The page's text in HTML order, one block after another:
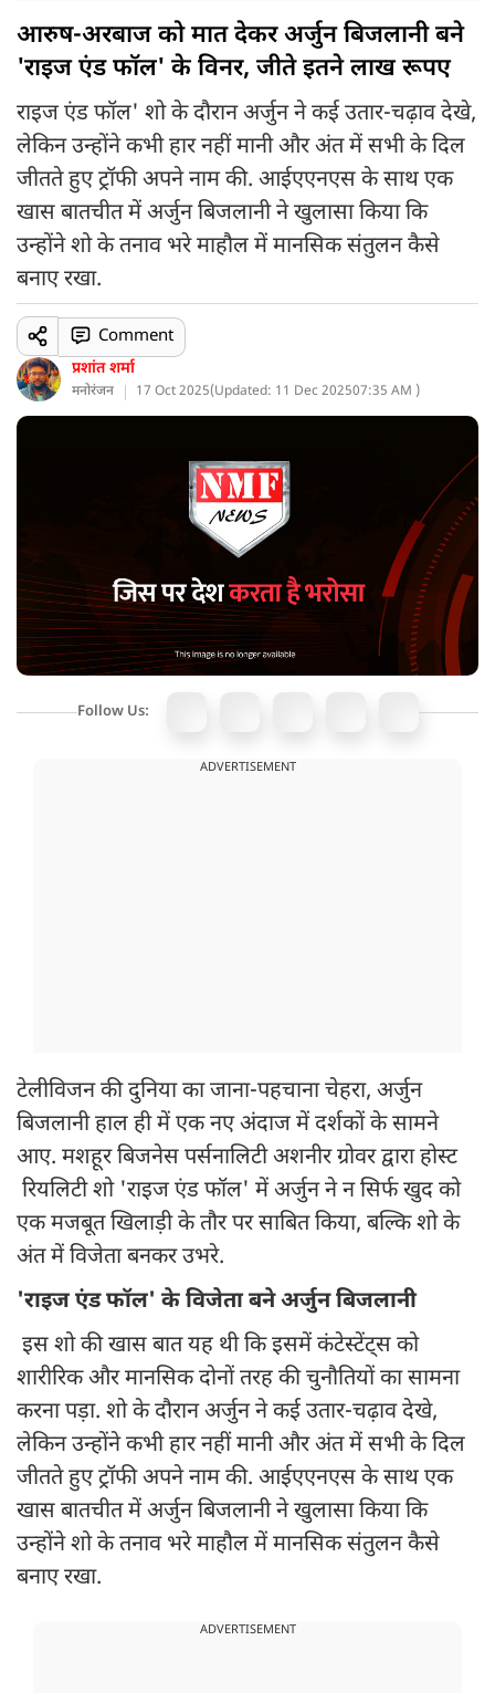
आरुष-अरबाज को मात देकर अर्जुन बिजलानी बने
'राइज एंड फॉल' के विनर, जीते इतने लाख रूपए
राइज एंड फॉल' शो के दौरान अर्जुन ने कई उतार-चढ़ाव देखे,
लेकिन उन्होंने कभी हार नहीं मानी और अंत में सभी के दिल
जीतते हुए ट्रॉफी अपने नाम की. आईएएनएस के साथ एक
खास बातचीत में अर्जुन बिजलानी ने खुलासा किया कि
उन्होंने शो के तनाव भरे माहौल में मानसिक संतुलन कैसे
बनाए रखा.
प्रशांत शर्मा
मनोरंजन 17 Oct 2025(Updated: 11 Dec 202507:35 AM )
Comment
Follow Us:
ADVERTISEMENT
टेलीविजन की दुनिया का जाना-पहचाना चेहरा, अर्जुन
बिजलानी हाल ही में एक नए अंदाज में दर्शकों के सामने
आए. मशहूर बिजनेस पर्सनालिटी अशनीर ग्रोवर द्वारा होस्ट
रियलिटी शो 'राइज एंड फॉल' में अर्जुन ने न सिर्फ खुद को
एक मजबूत खिलाड़ी के तौर पर साबित किया, बल्कि शो के
अंत में विजेता बनकर उभरे.
'राइज एंड फॉल' के विजेता बने अर्जुन बिजलानी
इस शो की खास बात यह थी कि इसमें कंटेस्टेंट्स को
शारीरिक और मानसिक दोनों तरह की चुनौतियों का सामना
करना पड़ा. शो के दौरान अर्जुन ने कई उतार-चढ़ाव देखे,
लेकिन उन्होंने कभी हार नहीं मानी और अंत में सभी के दिल
जीतते हुए ट्रॉफी अपने नाम की. आईएएनएस के साथ एक
खास बातचीत में अर्जुन बिजलानी ने खुलासा किया कि
उन्होंने शो के तनाव भरे माहौल में मानसिक संतुलन कैसे
बनाए रखा.
ADVERTISEMENT